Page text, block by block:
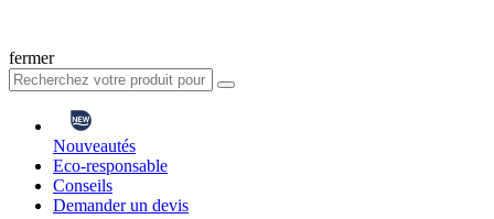
fermer
Nouveautés
Eco-responsable
Conseils
Demander un devis